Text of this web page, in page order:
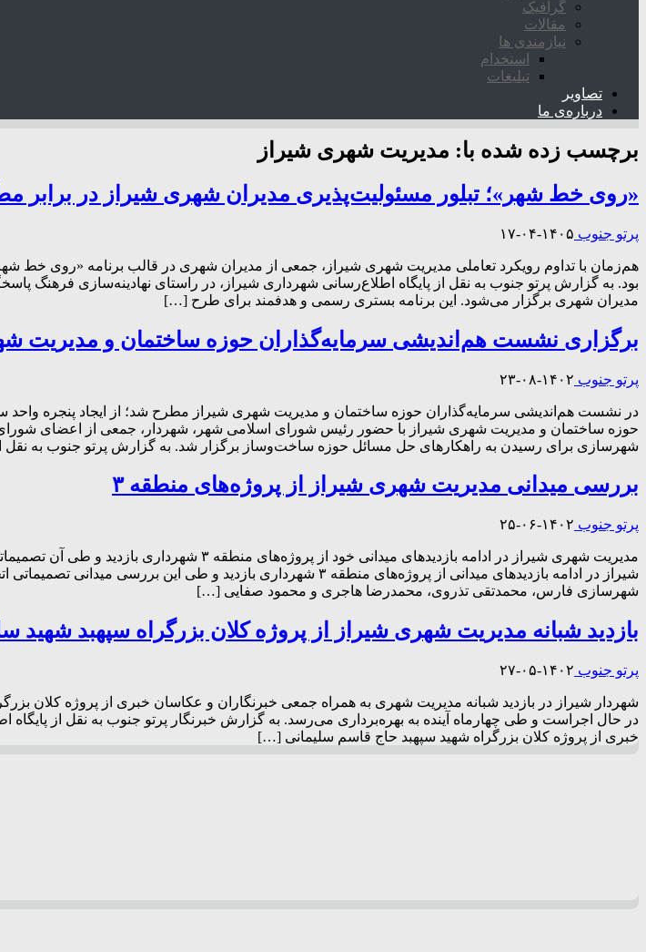
گرافیک
مقالات
نیازمندی ها
استخدام
تبلیغات
تصاویر
درباره‌ی ما
برچسب زده شده با: مدیریت شهری شیراز
«روی خط شهر»؛ تبلور مسئولیت‌پذیری مدیران شهری شیراز در برابر
پرتو جنوب ۱۴۰۵-۰۴-۱۷
بود. به گزارش پرتو جنوب به نقل از پایگاه اطلاع‌رسانی شهرداری شیراز، در راستای نهادینه‌سازی
مدیران شهری برگزار می‌شود. این برنامه بستری رسمی و هدفمند برای طرح […]
برگزاری نشست هم‌اندیشی سرمایه‌گذاران حوزه ساختمان و مدیریت
پرتو جنوب ۱۴۰۲-۰۸-۲۳
در نشست هم‌اندیشی سرمایه‌گذاران حوزه ساختمان و مدیریت شهری شیراز مطرح شد؛ از ایجاد پنجره واحد
حوزه ساختمان و مدیریت شهری شیراز با حضور رئیس شورای اسلامی شهر، شهردار، جمعی از اعضای
شهرسازی برای رسیدن به راهکارهای حل مسائل حوزه ساخت‌وساز برگزار شد. به گزارش پرتو جنوب به
بررسی میدانی مدیریت شهری شیراز از پروژه‌های منطقه ۳
پرتو جنوب ۱۴۰۲-۰۶-۲۵
مدیریت شهری شیراز در ادامه بازدیدهای میدانی
شیراز در ادامه بازدیدهای میدانی از پروژه‌های منطقه ۳ شهرداری
شهرسازی فارس، محمدتقی تذروی، محمدرضا هاجری و محمود صفایی […]
بازديد شبانه مدیریت شهری شیراز از پروژه کلان بزرگراه سپهبد شهید
پرتو جنوب ۱۴۰۲-۰۵-۲۷
شهردار شیراز در بازدید شبانه مدیریت شهری به همراه جمعی خبرنگاران و عکاسان خبری از پروژه کلان
در حال اجراست و طی چهارماه آینده به بهره‌برداری می‌رسد. به گزارش خبرنگار پرتو جنوب به نقل از
خبری از پروژه کلان بزرگراه شهید سپهبد حاج قاسم سلیمانی […]